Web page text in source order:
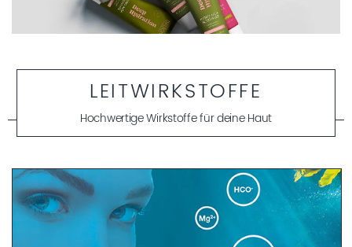
LEITWIRKSTOFFE
Hochwertige Wirkstoffe für deine Haut